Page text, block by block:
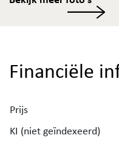
EPC 1e verdiep: E
Vraag uwgratis
Financiële
Prijs
KI (niet geïndexeerd)